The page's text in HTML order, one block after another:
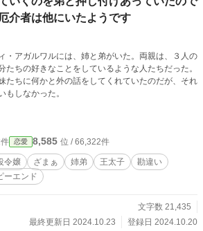
介者は他にいたようです
・アガルワルには、姉と弟がいた。両親は、３人の
たちの好きなことをしているような人たちだった。
たちに何かと外の話をしてくれていたのだが、それ
もしなかった。
恋愛 8,585 位 / 66,322件
令嬢 ざまぁ 姉弟 王太子
勘違い
ーエンド
文字数 21,435
最終更新日 2024.10.23
登録日 2024.10.20